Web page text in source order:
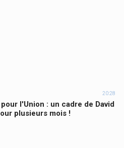
20:28
l'Union : un cadre de David
plusieurs mois !